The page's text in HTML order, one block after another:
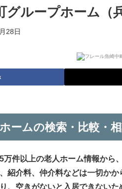
グループホーム（
28日
ームの検索・比較・
件以上の老人ホーム情報から
紹介料、仲介料などは一切か
、空きがないと入居できない